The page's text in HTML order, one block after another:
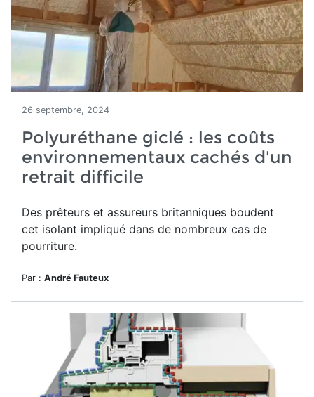
26 septembre, 2024
Polyuréthane giclé : les coûts
environnementaux cachés d'un
retrait difficile
Des prêteurs et assureurs britanniques boudent
cet isolant impliqué dans de nombreux cas de
pourriture.
Par : André Fauteux